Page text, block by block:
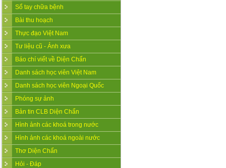
Sổ tay chữa bệnh
Bài thu hoạch
Thực đạo Việt Nam
Tư liệu cũ - Ảnh xưa
Báo chí viết về Diện Chẩn
Danh sách học viên Việt Nam
Danh sách học viên Ngoại Quốc
Phóng sự ảnh
Bản tin CLB Diện Chẩn
Hình ảnh các khoá trong nước
Hình ảnh các khoá ngoài nước
Thơ Diện Chẩn
Hỏi - Đáp